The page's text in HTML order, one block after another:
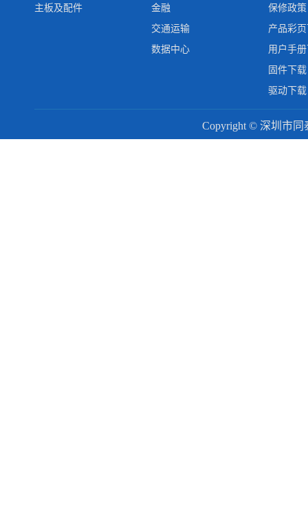
主板及配件
金融
交通运输
数据中心
保修政策
产品彩
用户手
固件下载
驱动下载
Copyright © 深圳市同